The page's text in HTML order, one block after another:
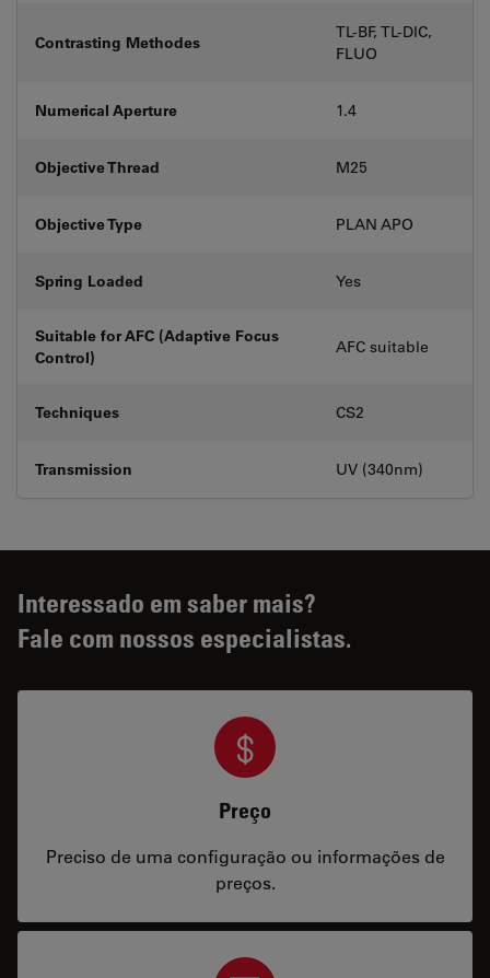
Contrasting Methodes
TL-BF, TL-DIC,
FLUO
Numerical Aperture 1.4
Objective Thread M25
Objective Type PLAN APO
Spring Loaded Yes
Suitable for AFC (Adaptive Focus
Control)
AFC suitable
Techniques CS2
Transmission UV (340nm)
Interessado em saber mais?
Fale com nossos especialistas.
Preço
Preciso de uma configuração ou informações de
preços.